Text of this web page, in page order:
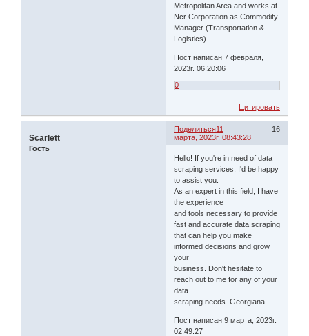
Metropolitan Area and works at
Ncr Corporation as Commodity
Manager (Transportation &
Logistics).
Пост написан 7 февраля,
2023г. 06:20:06
0
Цитировать
Поделиться 16
11
марта, 2023г. 08:43:28
Scarlett
Гость
Hello! If you're in need of data
scraping services, I'd be happy
to assist you.
As an expert in this field, I have
the experience
and tools necessary to provide
fast and accurate data scraping
that can help you make
informed decisions and grow
your
business. Don't hesitate to
reach out to me for any of your
data
scraping needs. Georgiana
Пост написан 9 марта, 2023г.
02:49:27